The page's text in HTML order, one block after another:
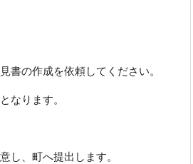
書の作成を依頼してください。
なります。
し、町へ提出します。